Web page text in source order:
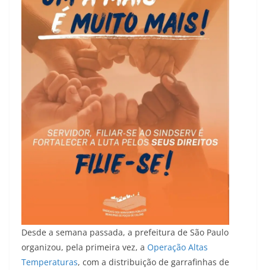
Desde a semana passada, a prefeitura de São Paulo
organizou, pela primeira vez, a Operação Altas
Temperaturas, com a distribuição de garrafinhas de